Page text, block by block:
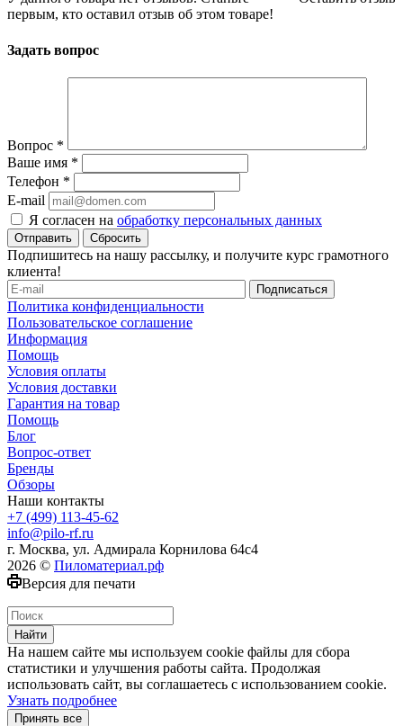
первым, кто оставил отзыв об этом товаре!
Задать вопрос
Вопрос *
Ваше имя *
Телефон *
E-mail
Я согласен на обработку персональных данных
Сбросить
Подпишитесь на нашу рассылку, и получите курс грамотного
клиента!
Политика конфиденциальности
Пользовательское соглашение
Информация
Помощь
Условия оплаты
Условия доставки
Гарантия на товар
Помощь
Блог
Вопрос-ответ
Бренды
Обзоры
Наши контакты
+7 (499) 113-45-62
info@pilo-rf.ru
г. Москва, ул. Адмирала Корнилова 64с4
2026 © Пиломатериал.рф
Версия для печати
Найти
На нашем сайте мы используем cookie файлы для сбора
статистики и улучшения работы сайта. Продолжая
использовать сайт, вы соглашаетесь с использованием cookie.
Узнать подробнее
Принять все